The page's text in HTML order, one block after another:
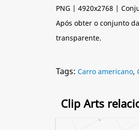
PNG | 4920x2768 |
Após obter o conjunto
transparente.
Tags: Carro americano,
Clip Arts